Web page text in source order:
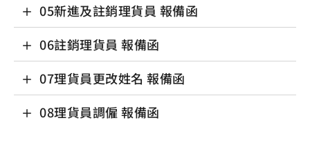
05新進及註銷理貨員 報備函
06註銷理貨員 報備函
07理貨員更改姓名 報備函
08理貨員調僱 報備函